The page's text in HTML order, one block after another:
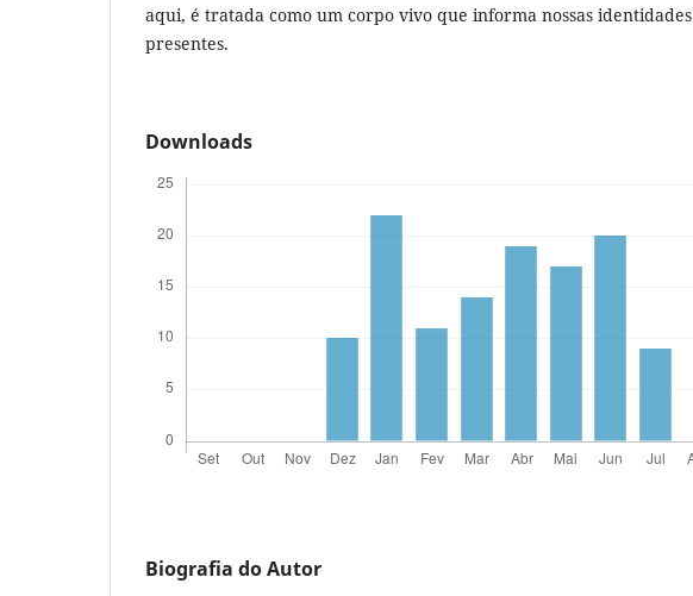
aqui, é tratada como um corpo vivo que informa nossas identidades
presentes.
Downloads
Biografia do Autor